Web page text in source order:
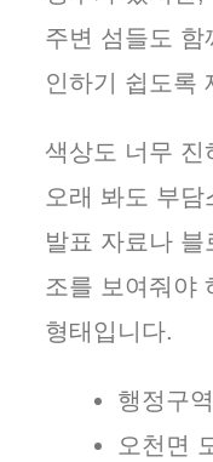
주변 섬들도
인하기 쉽도록
색상도 너무 진
오래 봐도 부
발표 자료나
조를 보여줘야
형태입니다.
행정구
오천면